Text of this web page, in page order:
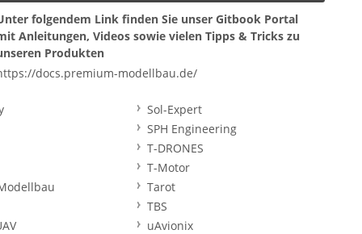
folgendem Link finden Sie unser Gitbook Portal
Anleitungen, Videos sowie vielen Tipps & Tricks zu
Produkten
docs.premium-modellbau.de/
Sol-Expert
SPH Engineering
T-DRONES
T-Motor
Tarot
TBS
uAvionix